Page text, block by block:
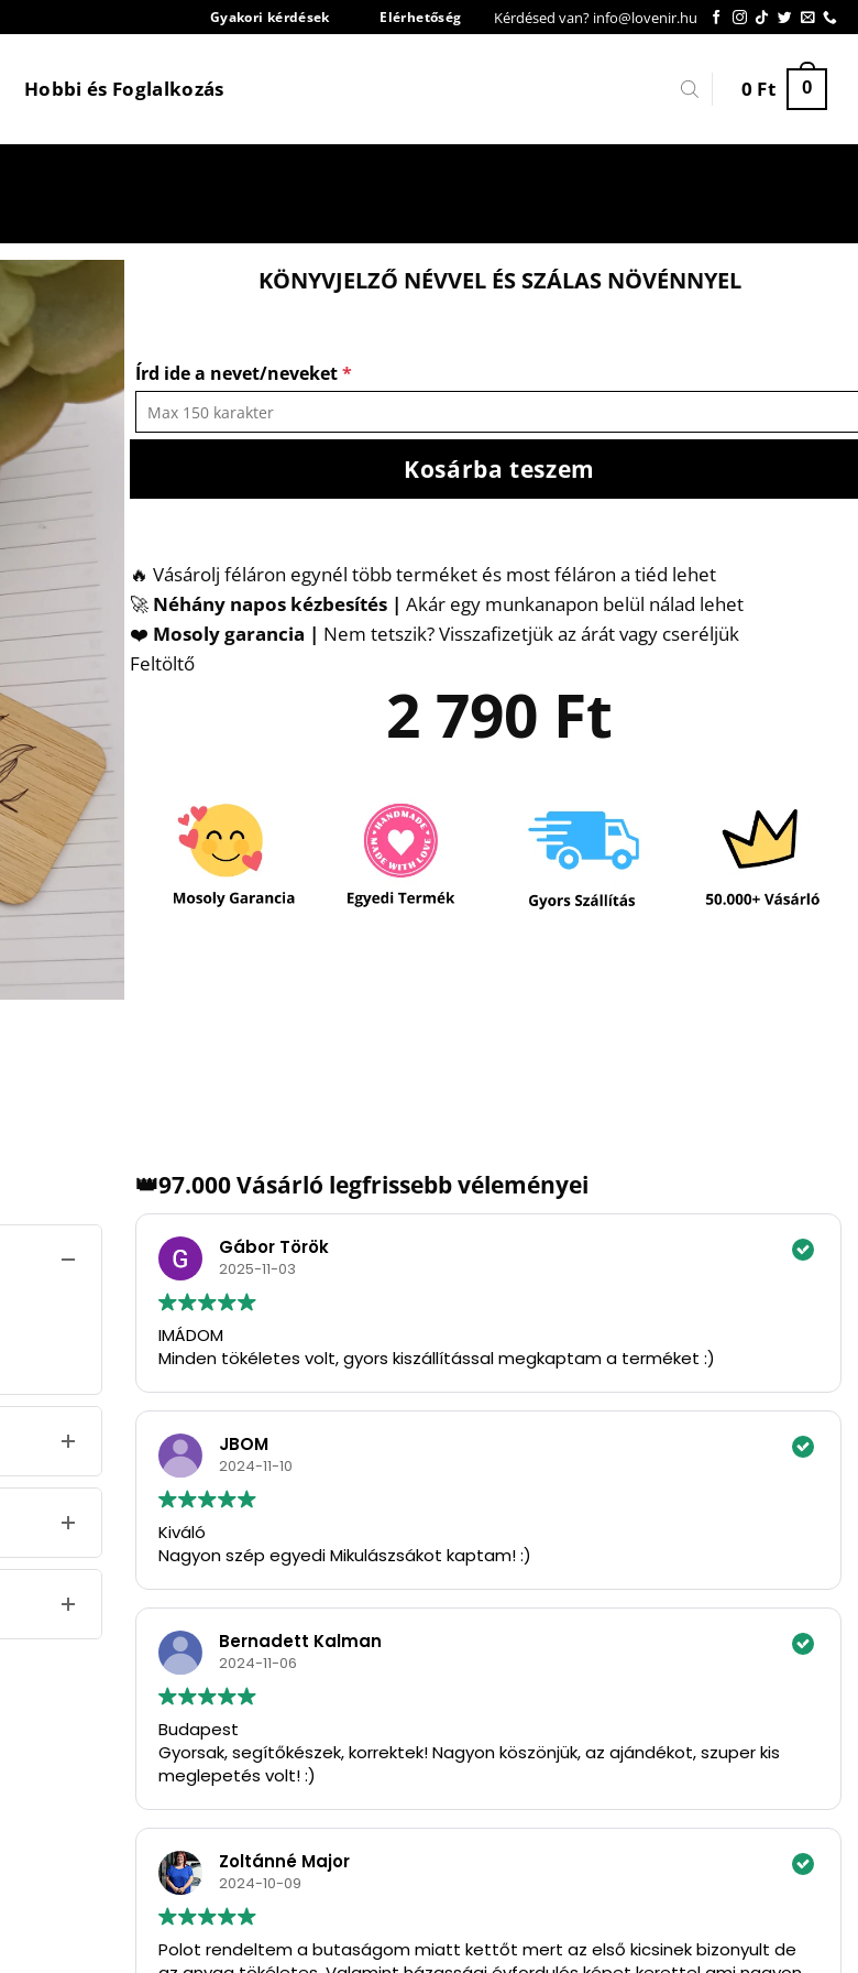
Gyakori kérdések Elérhetőség Kérdésed van? info@lovenir.hu
Hobbi és Foglalkozás 0 Ft 0
KÖNYVJELZŐ NÉVVEL ÉS SZÁLAS NÖVÉNNYEL
Írd ide a nevet/neveket*
Kosárba teszem
🔥 Vásárolj féláron egynél több terméket és most féláron a tiéd lehet
🚀 Néhány napos kézbesítés | Akár egy munkanapon belül nálad lehet
❤️ Mosoly garancia | Nem tetszik? Visszafizetjük az árát vagy cseréljük
Feltöltő
2 790 Ft
👑97.000 Vásárló legfrissebb véleményei
Gábor Török
2025-11-03
IMÁDOM
Minden tökéletes volt, gyors kiszállítással megkaptam a terméket :)
JBOM
2024-11-10
Kiváló
Nagyon szép egyedi Mikulászsákot kaptam! :)
Bernadett Kalman
2024-11-06
Budapest
Gyorsak, segítőkészek, korrektek! Nagyon köszönjük, az ajándékot, szuper kis
meglepetés volt! :)
Zoltánné Major
2024-10-09
Polot rendeltem a butaságom miatt kettőt mert az első kicsinek bizonyult de